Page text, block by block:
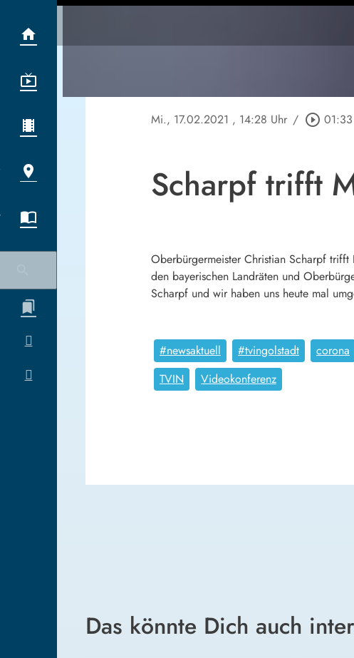
Mi., 17.02.2021 , 14:28 Uhr / play_circle_outline 01:33
Scharpf trifft
Oberbürgermeister Christian Scharpf
den bayerischen Landräten und
Scharpf und wir haben uns heute mal
#newsaktuell #tvingolstadt corona
TVIN
Videokonferenz
Das könnte Dich auch